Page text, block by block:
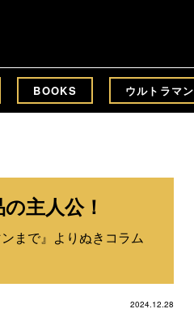
BOOKS ウルトラマン
主人公！
まで』よりぬきコラム
2024.12.28